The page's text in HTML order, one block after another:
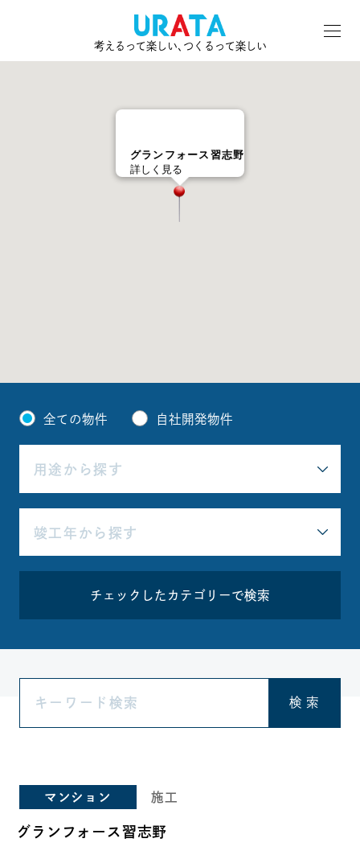
考えるって楽しい､つくるって楽しい
グランフォース習志野
詳しく見る
全ての物件 自社開発物件
チェックしたカテゴリーで検索
検 索
マンション 施工
グランフォース習志野